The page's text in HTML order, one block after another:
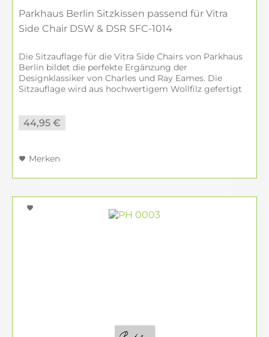
Parkhaus Berlin Sitzkissen passend für Vitra
Side Chair DSW & DSR SFC-1014
Die Sitzauflage für die Vitra Side Chairs von Parkhaus
Berlin bildet die perfekte Ergänzung der
Designklassiker von Charles und Ray Eames. Die
Sitzauflage wird aus hochwertigem Wollfilz gefertigt
44,95 €
Merken